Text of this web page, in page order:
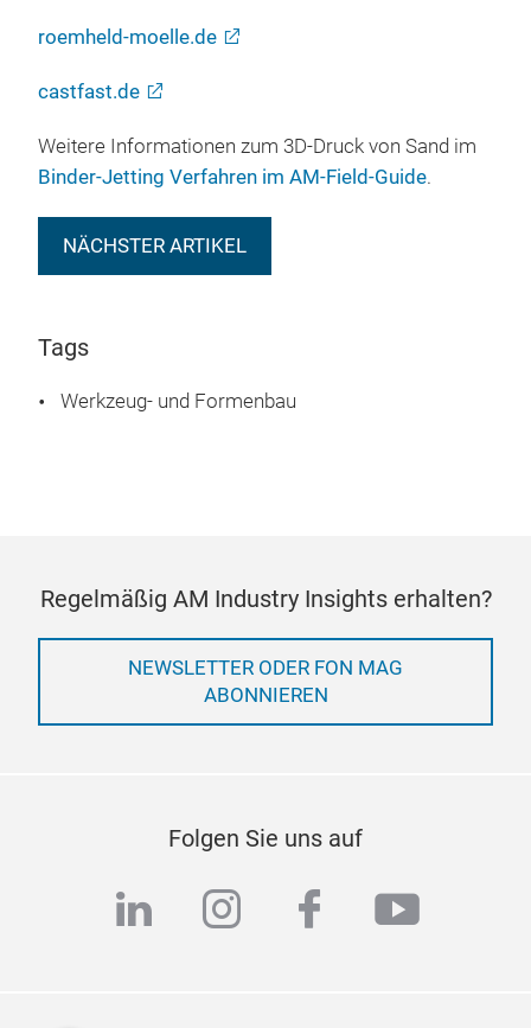
roemheld-moelle.de
castfast.de
Weitere Informationen zum 3D-Druck von Sand im
Binder-Jetting Verfahren im AM-Field-Guide.
NÄCHSTER ARTIKEL
Tags
Werkzeug- und Formenbau
Regelmäßig AM Industry Insights erhalten?
NEWSLETTER ODER FON MAG
ABONNIEREN
Folgen Sie uns auf
linkedininstagram
facebook